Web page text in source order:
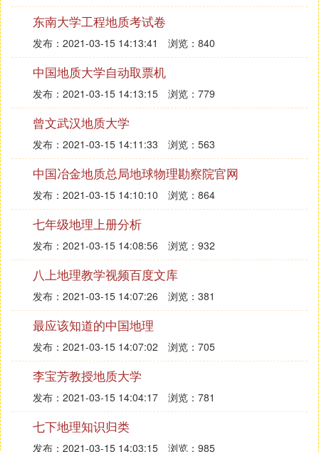
东南大学工程地质考试卷
发布：2021-03-15 14:13:41 浏览：840
中国地质大学自动取票机
发布：2021-03-15 14:13:15 浏览：779
曾文武汉地质大学
发布：2021-03-15 14:11:33 浏览：563
中国冶金地质总局地球物理勘察院官网
发布：2021-03-15 14:10:10 浏览：864
七年级地理上册分析
发布：2021-03-15 14:08:56 浏览：932
八上地理教学视频百度文库
发布：2021-03-15 14:07:26 浏览：381
最应该知道的中国地理
发布：2021-03-15 14:07:02 浏览：705
李宝芳教授地质大学
发布：2021-03-15 14:04:17 浏览：781
七下地理知识归类
发布：2021-03-15 14:03:15 浏览：985